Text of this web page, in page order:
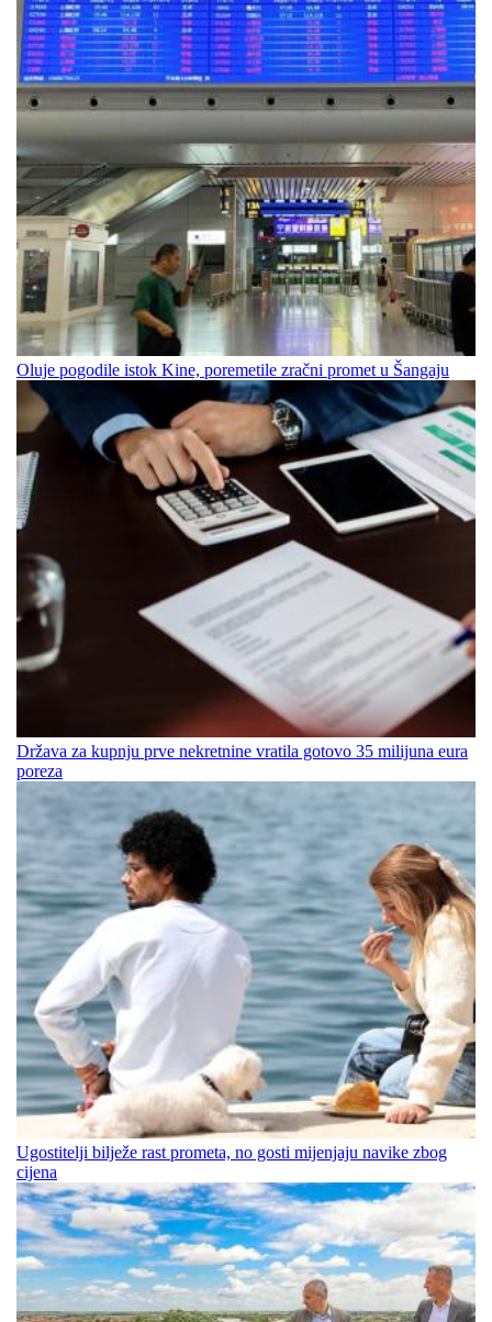
Oluje pogodile istok Kine, poremetile zračni promet u Šangaju
Država za kupnju prve nekretnine vratila gotovo 35 milijuna eura
poreza
Ugostitelji bilježe rast prometa, no gosti mijenjaju navike zbog
cijena